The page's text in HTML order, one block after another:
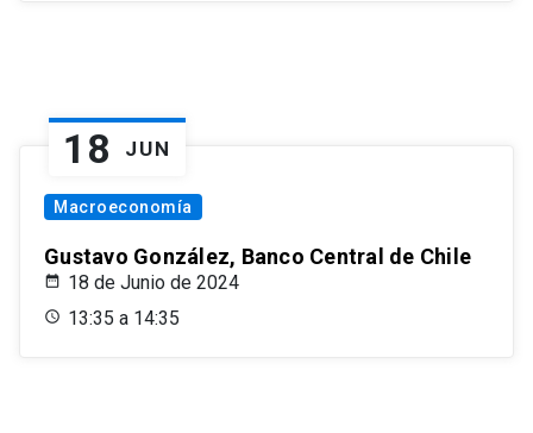
18 JUN
Macroeconomía
Gustavo González, Banco Central de Chile
18 de Junio de 2024
13:35 a 14:35